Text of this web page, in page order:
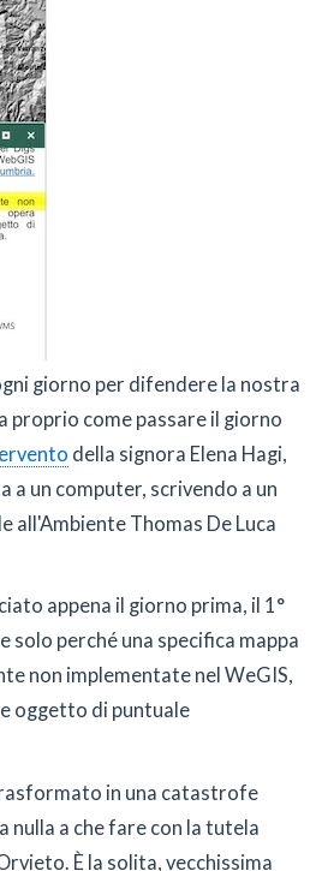
giorno per difendere la nostra
proprio come passare il giorno
della signora Elena Hagi,
un computer, scrivendo a un
all'Ambiente Thomas De Luca
appena il giorno prima, il 1°
perché una specifica mappa
non implementate nel WeGIS,
oggetto di puntuale
in una catastrofe
a che fare con la tutela
È la solita, vecchissima